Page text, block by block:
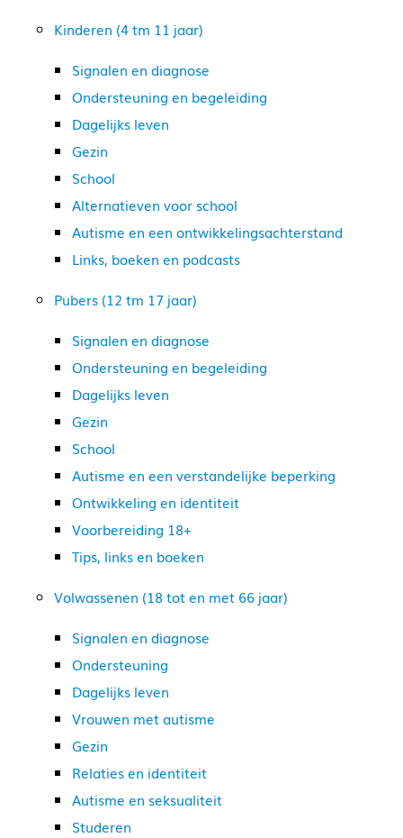
Kinderen (4 tm 11 jaar)
Signalen en diagnose
Ondersteuning en begeleiding
Dagelijks leven
Gezin
School
Alternatieven voor school
Autisme en een ontwikkelingsachterstand
Links, boeken en podcasts
Pubers (12 tm 17 jaar)
Signalen en diagnose
Ondersteuning en begeleiding
Dagelijks leven
Gezin
School
Autisme en een verstandelijke beperking
Ontwikkeling en identiteit
Voorbereiding 18+
Tips, links en boeken
Volwassenen (18 tot en met 66 jaar)
Signalen en diagnose
Ondersteuning
Dagelijks leven
Vrouwen met autisme
Gezin
Relaties en identiteit
Autisme en seksualiteit
Studeren